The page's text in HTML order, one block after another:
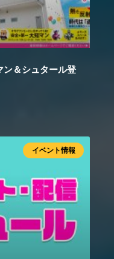
＆シュタール登
イベント情報